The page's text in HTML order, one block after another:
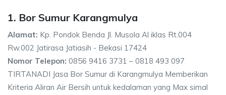
1. Bor Sumur Karangmulya
Alamat: Kp. Pondok Benda Jl. Musola Al iklas Rt.004
Rw.002 Jatirasa Jatiasih - Bekasi 17424
Nomor Telepon: 0856 9416 3731 – 0818 493 097
TIRTANADI Jasa Bor Sumur di Karangmulya Memberikan
Kriteria Aliran Air Bersih untuk kedalaman yang Max simal